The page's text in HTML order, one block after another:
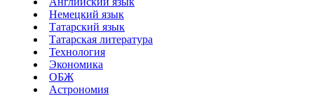
Немецкий язык
Татарский язык
Татарская литература
Технология
Экономика
ОБЖ
Астрономия